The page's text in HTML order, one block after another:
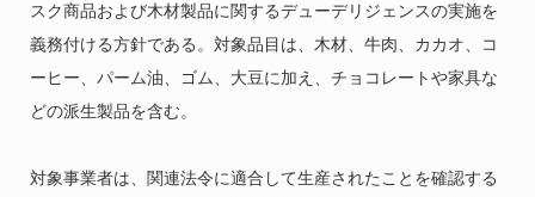
スク商品および木材製品に関するデューデリジェンスの実施を
義務付ける方針である。対象品目は、木材、牛肉、カカオ、コ
ーヒー、パーム油、ゴム、大豆に加え、チョコレートや家具な
どの派生製品を含む。
対象事業者は、関連法令に適合して生産されたことを確認する